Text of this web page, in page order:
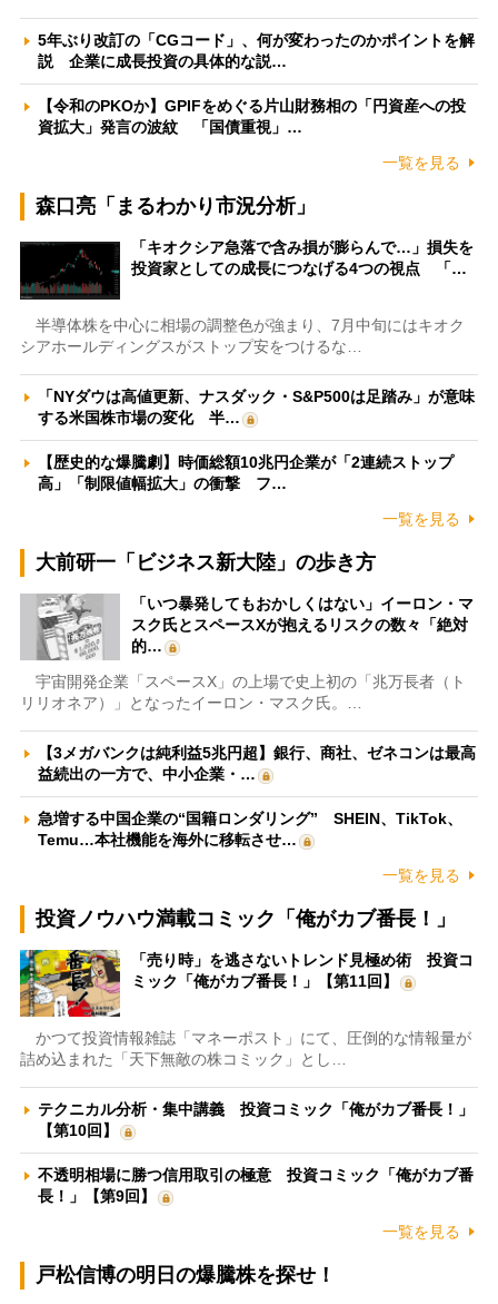
5年ぶり改訂の「CGコード」、何が変わったのかポイントを解
説 企業に成長投資の具体的な説…
【令和のPKOか】GPIFをめぐる片山財務相の「円資産への投
資拡大」発言の波紋 「国債重視」…
一覧を見る
森口亮「まるわかり市況分析」
「キオクシア急落で含み損が膨らんで…」損失を
投資家としての成長につなげる4つの視点 「…
半導体株を中心に相場の調整色が強まり、7月中旬にはキオク
シアホールディングスがストップ安をつけるな…
「NYダウは高値更新、ナスダック・S&P500は足踏み」が意味
する米国株市場の変化 半…
【歴史的な爆騰劇】時価総額10兆円企業が「2連続ストップ
高」「制限値幅拡大」の衝撃 フ…
一覧を見る
大前研一「ビジネス新大陸」の歩き方
「いつ暴発してもおかしくはない」イーロン・マ
スク氏とスペースXが抱えるリスクの数々「絶対
的…
宇宙開発企業「スペースX」の上場で史上初の「兆万長者（ト
リリオネア）」となったイーロン・マスク氏。…
【3メガバンクは純利益5兆円超】銀行、商社、ゼネコンは最高
益続出の一方で、中小企業・…
急増する中国企業の“国籍ロンダリング” SHEIN、TikTok、
Temu…本社機能を海外に移転させ…
一覧を見る
投資ノウハウ満載コミック「俺がカブ番長！」
「売り時」を逃さないトレンド見極め術 投資コ
ミック「俺がカブ番長！」【第11回】
かつて投資情報雑誌「マネーポスト」にて、圧倒的な情報量が
詰め込まれた「天下無敵の株コミック」とし…
テクニカル分析・集中講義 投資コミック「俺がカブ番長！」
【第10回】
不透明相場に勝つ信用取引の極意 投資コミック「俺がカブ番
長！」【第9回】
一覧を見る
戸松信博の明日の爆騰株を探せ！